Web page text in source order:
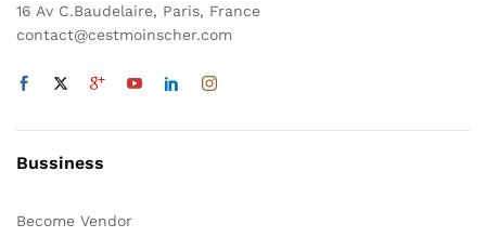
16 Av C.Baudelaire, Paris, France
contact@cestmoinscher.com
Bussiness
Become Vendor